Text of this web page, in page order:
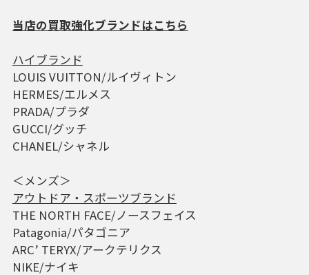
当店の買取強化ブランドはこちら
ハイブランド
LOUIS VUITTON/ルイヴィトン
HERMES/エルメス
PRADA/プラダ
GUCCI/グッチ
CHANEL/シャネル
＜メンズ＞
アウトドア・スポーツブランド
THE NORTH FACE/ノースフェイス
Patagonia/パタゴニア
ARC’ TERYX/アークテリクス
NIKE/ナイキ